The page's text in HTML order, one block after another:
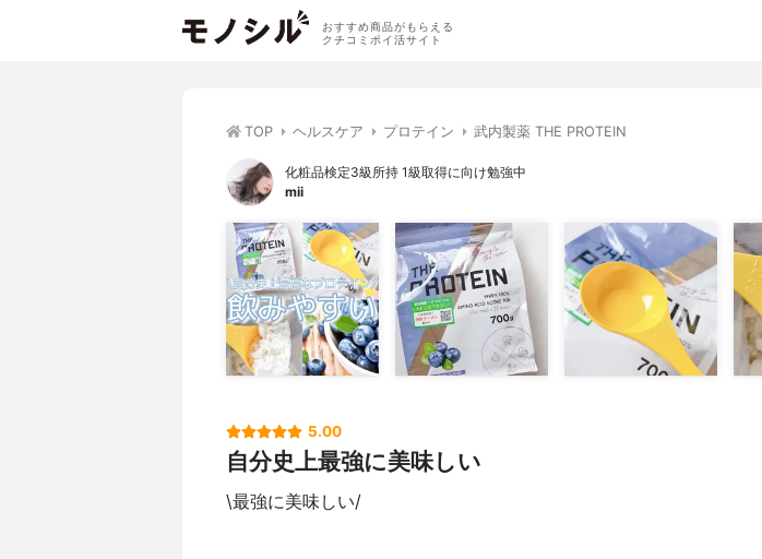
おすすめ商品がもらえる
クチコミポイ活サイト
TOP ヘルスケア プロテイン 武内製薬 THE PROTEIN
化粧品検定3級所持 1級取得に向け勉強中
mii
5.00
自分史上最強に美味しい
\最強に美味しい/⁡